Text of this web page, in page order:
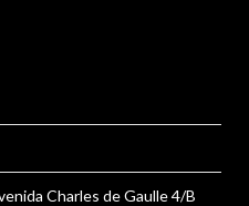
Charles de Gaulle 4/B